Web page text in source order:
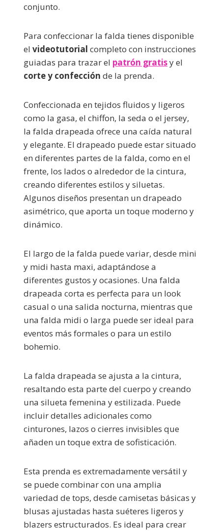
conjunto.
Para confeccionar la falda tienes disponible
el videotutorial completo con instrucciones
guiadas para trazar el patrón gratisy el
corte y confección de la prenda.
Confeccionada en tejidos fluidos y ligeros
como la gasa, el chiffon, la seda o el jersey,
la falda drapeada ofrece una caída natural
y elegante. El drapeado puede estar situado
en diferentes partes de la falda, como en el
frente, los lados o alrededor de la cintura,
creando diferentes estilos y siluetas.
Algunos diseños presentan un drapeado
asimétrico, que aporta un toque moderno y
dinámico.
El largo de la falda puede variar, desde mini
y midi hasta maxi, adaptándose a
diferentes gustos y ocasiones. Una falda
drapeada corta es perfecta para un look
casual o una salida nocturna, mientras que
una falda midi o larga puede ser ideal para
eventos más formales o para un estilo
bohemio.
La falda drapeada se ajusta a la cintura,
resaltando esta parte del cuerpo y creando
una silueta femenina y estilizada. Puede
incluir detalles adicionales como
cinturones, lazos o cierres invisibles que
añaden un toque extra de sofisticación.
Esta prenda es extremadamente versátil y
se puede combinar con una amplia
variedad de tops, desde camisetas básicas y
blusas ajustadas hasta suéteres ligeros y
blazers estructurados. Es ideal para crear